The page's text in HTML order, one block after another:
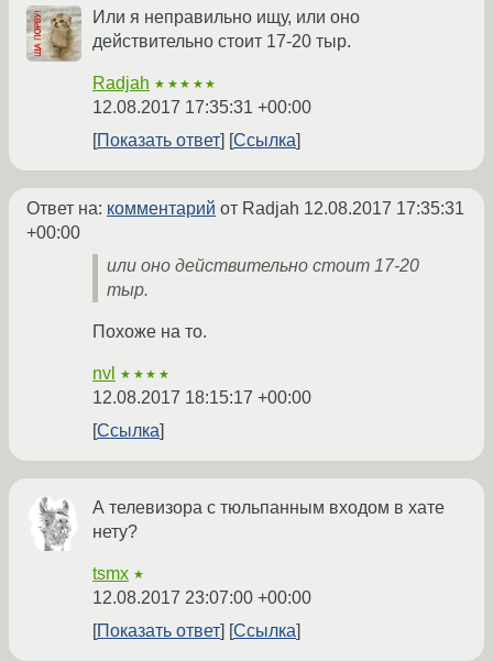
Или я неправильно ищу, или оно
действительно стоит 17-20 тыр.
Radjah ★★★★★
12.08.2017 17:35:31 +00:00
Показать ответ
Ссылка
Ответ на: комментарий от Radjah 12.08.2017 17:35:31
+00:00
или оно действительно стоит 17-20
тыр.
Похоже на то.
nvl ★★★★
12.08.2017 18:15:17 +00:00
Ссылка
А телевизора с тюльпанным входом в хате
нету?
tsmx ★
12.08.2017 23:07:00 +00:00
Показать ответ
Ссылка